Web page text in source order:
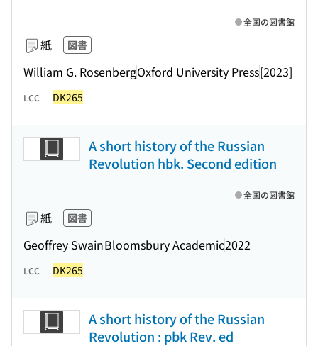
紙 図書
William G. RosenbergOxford University Press[2023]
全国の図書館
LCC DK265
A short history of the Russian
Revolution hbk. Second edition
紙 図書
Geoffrey SwainBloomsbury Academic2022
全国の図書館
LCC DK265
A short history of the Russian
Revolution : pbk Rev. ed